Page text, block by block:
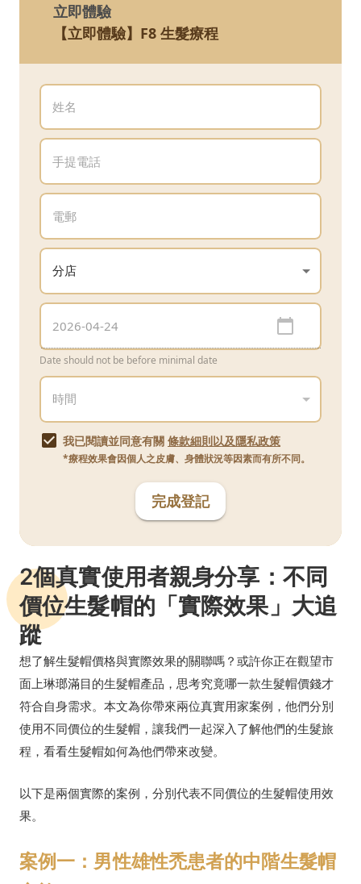
立即體驗
【立即體驗】F8 生髮療程
Date should not be before minimal date
我已閱讀並同意有關 條款細則以及隱私政策
*療程效果會因個人之皮膚、身體狀況等因素而有所不同。
完成登記
2個真實使用者親身分享：不同
價位生髮帽的「實際效果」大追
蹤
想了解生髮帽價格與實際效果的關聯嗎？或許你正在觀望市
面上琳瑯滿目的生髮帽產品，思考究竟哪一款生髮帽價錢才
符合自身需求。本文為你帶來兩位真實用家案例，他們分別
使用不同價位的生髮帽，讓我們一起深入了解他們的生髮旅
程，看看生髮帽如何為他們帶來改變。
以下是兩個實際的案例，分別代表不同價位的生髮帽使用效
果。
案例一：男性雄性禿患者的中階生髮帽